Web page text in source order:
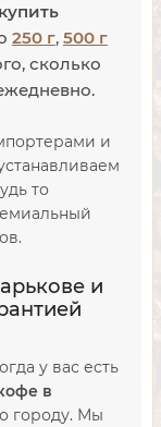
купить
250 г, 500 г
сколько
и
то
и
у вас есть
в
городу. Мы